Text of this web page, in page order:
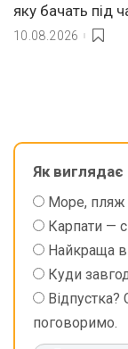
яку бачать під
10.08.2026
Як виглядає
Море, пляж
Карпати —
Найкраща
Куди
Відпустка?
поговоримо.